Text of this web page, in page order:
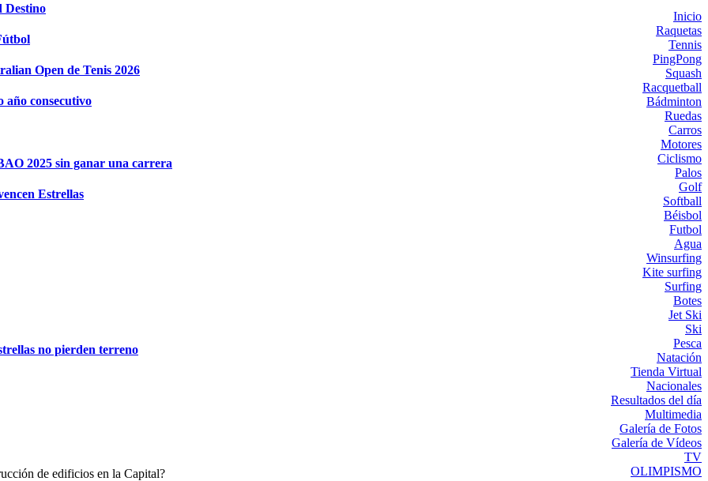
Destino
Open de Tenis 2026
año consecutivo
2025 sin ganar una carrera
Estrellas
no pierden terreno
Inicio
Raquetas
Tennis
PingPong
Squash
Racquetball
Bádminton
Ruedas
Carros
Motores
Ciclismo
Palos
Golf
Softball
Béisbol
Futbol
Agua
Winsurfing
Kite surfing
Surfing
Botes
Jet Ski
Ski
Pesca
Natación
Tienda Virtual
Nacionales
Resultados del día
Multimedia
Galería de Fotos
Galería de Vídeos
TV
OLIMPISMO
de edificios en la Capital?